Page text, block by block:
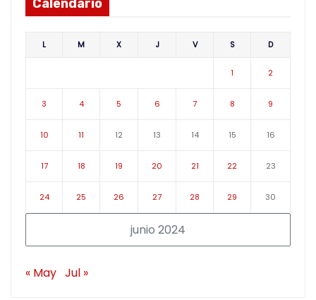
Calendario
junio 2024
L M X J V S D
1 2
3 4 5 6 7 8 9
10 11 12 13 14 15 16
17 18 19 20 21 22 23
24 25 26 27 28 29 30
« May Jul »